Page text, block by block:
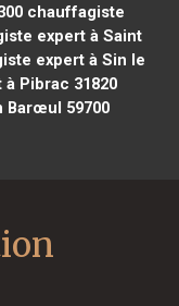
chauffagiste
expert à Saint
expert à Sin le
Pibrac 31820
59700